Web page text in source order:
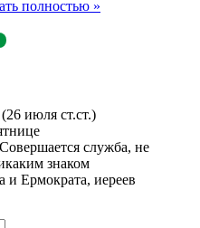
полностью »
(26 июля ст.ст.)
Ермократа, иереев